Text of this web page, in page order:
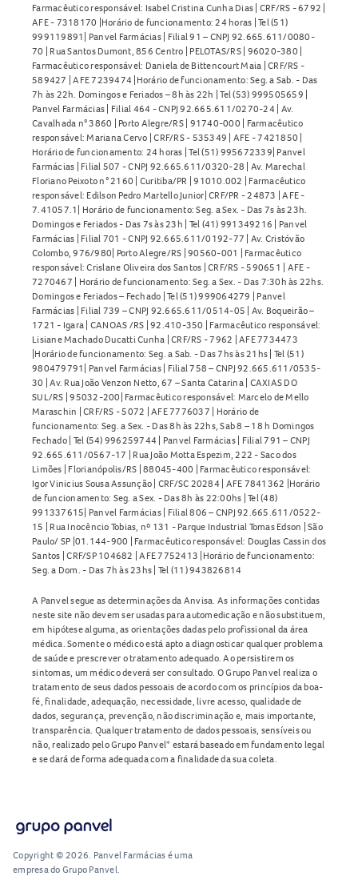
Farmacêutico responsável: Isabel Cristina Cunha Dias | CRF/RS - 6792 |
AFE - 7318170 |Horário de funcionamento: 24 horas | Tel (51)
999119891| Panvel Farmácias | Filial 91 – CNPJ 92.665.611/0080-
70 | Rua Santos Dumont, 856 Centro | PELOTAS/RS | 96020-380 |
Farmacêutico responsável: Daniela de Bittencourt Maia | CRF/RS -
589427 | AFE 7239474 |Horário de funcionamento: Seg. a Sab. - Das
7h às 22h. Domingos e Feriados – 8h às 22h | Tel (53) 999505659 |
Panvel Farmácias | Filial 464 - CNPJ 92.665.611/0270-24 | Av.
Cavalhada n° 3860 | Porto Alegre/RS | 91740-000 | Farmacêutico
responsável: Mariana Cervo | CRF/RS - 535349 | AFE - 7421850 |
Horário de funcionamento: 24 horas | Tel (51) 995672339| Panvel
Farmácias | Filial 507 - CNPJ 92.665.611/0320-28 | Av. Marechal
Floriano Peixoto n° 2160 | Curitiba/PR | 91010.002 | Farmacêutico
responsável: Edilson Pedro Martello Junior| CRF/PR - 24873 | AFE -
7.41057.1| Horário de funcionamento: Seg. a Sex. - Das 7s às 23h.
Domingos e Feriados - Das 7s às 23h | Tel (41) 991349216 | Panvel
Farmácias | Filial 701 - CNPJ 92.665.611/0192-77 | Av. Cristóvão
Colombo, 976/980| Porto Alegre/RS | 90560-001 | Farmacêutico
responsável: Crislane Oliveira dos Santos | CRF/RS - 590651 | AFE -
7270467 | Horário de funcionamento: Seg. a Sex. - Das 7:30h às 22hs.
Domingos e Feriados – Fechado | Tel (51) 999064279 | Panvel
Farmácias | Filial 739 – CNPJ 92.665.611/0514-05 | Av. Boqueirão –
1721 - Igara | CANOAS /RS | 92.410-350 | Farmacêutico responsável:
Lisiane Machado Ducatti Cunha | CRF/RS - 7962 | AFE 7734473
|Horário de funcionamento: Seg. a Sab. - Das 7hs às 21hs | Tel (51)
980479791| Panvel Farmácias | Filial 758 – CNPJ 92.665.611/0535-
30 | Av. Rua João Venzon Netto, 67 – Santa Catarina | CAXIAS DO
SUL/RS | 95032-200| Farmacêutico responsável: Marcelo de Mello
Maraschin | CRF/RS - 5072 | AFE 7776037 | Horário de
funcionamento: Seg. a Sex. - Das 8h às 22hs, Sab 8 – 18 h Domingos
Fechado | Tel (54) 996259744 | Panvel Farmácias | Filial 791 – CNPJ
92.665.611/0567-17 | Rua João Motta Espezim, 222 - Saco dos
Limões | Florianópolis/RS | 88045-400 | Farmacêutico responsável:
Igor Vinicius Sousa Assunção | CRF/SC 20284 | AFE 7841362 |Horário
de funcionamento: Seg. a Sex. - Das 8h às 22:00hs | Tel (48)
991337615| Panvel Farmácias | Filial 806 – CNPJ 92.665.611/0522-
15 | Rua Inocêncio Tobias, nº 131 - Parque Industrial Tomas Edson | São
Paulo/ SP |01.144-900 | Farmacêutico responsável: Douglas Cassin dos
Santos | CRF/SP 104682 | AFE 7752413 |Horário de funcionamento:
Seg. a Dom. - Das 7h às 23hs | Tel (11) 943826814
A Panvel segue as determinações da Anvisa. As informações contidas
neste site não devem ser usadas para automedicação e não substituem,
em hipótese alguma, as orientações dadas pelo profissional da área
médica. Somente o médico está apto a diagnosticar qualquer problema
de saúde e prescrever o tratamento adequado. Ao persistirem os
sintomas, um médico deverá ser consultado. O Grupo Panvel realiza o
tratamento de seus dados pessoais de acordo com os princípios da boa-
fé, finalidade, adequação, necessidade, livre acesso, qualidade de
dados, segurança, prevenção, não discriminação e, mais importante,
transparência. Qualquer tratamento de dados pessoais, sensíveis ou
não, realizado pelo Grupo Panvel* estará baseado em fundamento legal
e se dará de forma adequada com a finalidade da sua coleta.
Copyright © 2026. Panvel Farmácias é uma
empresa do Grupo Panvel.